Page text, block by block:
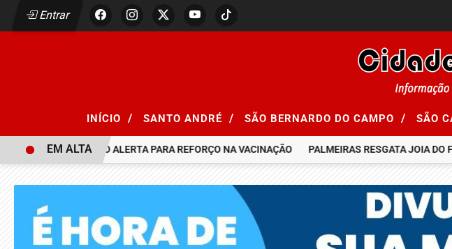
Entrar
INÍCIO / SANTO ANDRÉ / SÃO BERNARDO DO CAMPO / SÃO
SÃO PAULO ALERTA PARA REFORÇO NA VACINAÇÃO PALMEIRAS RESGATA JOIA DO
EM ALTA